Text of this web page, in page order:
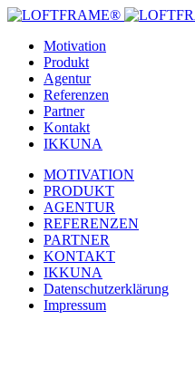
Motivation
Produkt
Agentur
Referenzen
Partner
Kontakt
IKKUNA
MOTIVATION
PRODUKT
AGENTUR
REFERENZEN
PARTNER
KONTAKT
IKKUNA
Datenschutzerklärung
Impressum